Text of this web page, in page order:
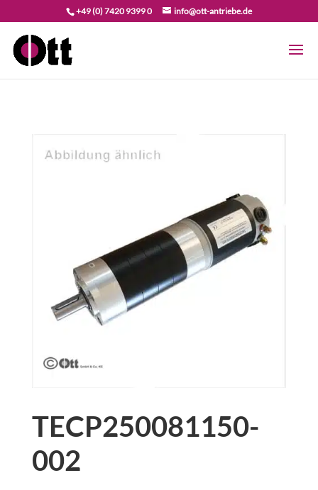
+49 (0) 7420 9399 0 info@ott-antriebe.de
TECP250081150-
002